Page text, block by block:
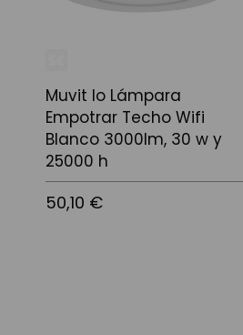
Muvit Io Lámpara
Empotrar Techo Wifi
Blanco 3000lm, 30 w y
25000 h
50,10 €